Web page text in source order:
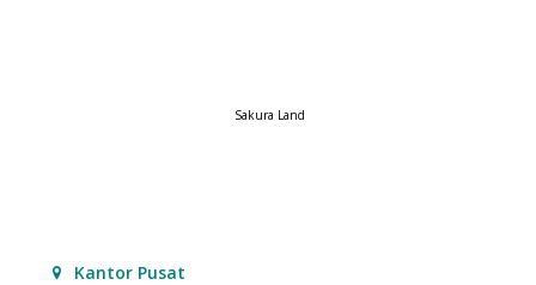
Sakura Land
Kantor Pusat